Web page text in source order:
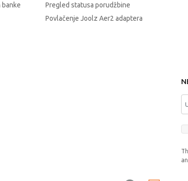
Pregled statusa porudžbine
Povlačenje Joolz Aer2 adaptera